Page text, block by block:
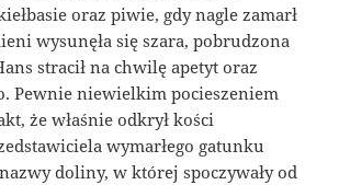
oraz piwie, gdy nagle zamarł
wysunęła się szara, pobrudzona
stracił na chwilę apetyt oraz
Pewnie niewielkim pocieszeniem
że właśnie odkrył kości
wymarłego gatunku
doliny, w której spoczywały od